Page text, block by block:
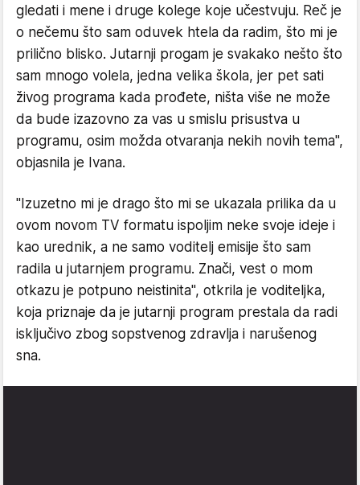
gledati i mene i druge kolege koje učestvuju. Reč je
o nečemu što sam oduvek htela da radim, što mi je
prilično blisko. Jutarnji progam je svakako nešto što
sam mnogo volela, jedna velika škola, jer pet sati
živog programa kada prođete, ništa više ne može
da bude izazovno za vas u smislu prisustva u
programu, osim možda otvaranja nekih novih tema",
objasnila je Ivana.
"Izuzetno mi je drago što mi se ukazala prilika da u
ovom novom TV formatu ispoljim neke svoje ideje i
kao urednik, a ne samo voditelj emisije što sam
radila u jutarnjem programu. Znači, vest o mom
otkazu je potpuno neistinita", otkrila je voditeljka,
koja priznaje da je jutarnji program prestala da radi
isključivo zbog sopstvenog zdravlja i narušenog
sna.